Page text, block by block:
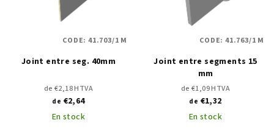
Joint entre seg. 40mm
de €2,18 HTVA
de €2,64
En stock
CODE: 41.703/1 M
Joint entre segments 15
mm
de €1,09 HTVA
de €1,32
En stock
CODE: 41.763/1 M